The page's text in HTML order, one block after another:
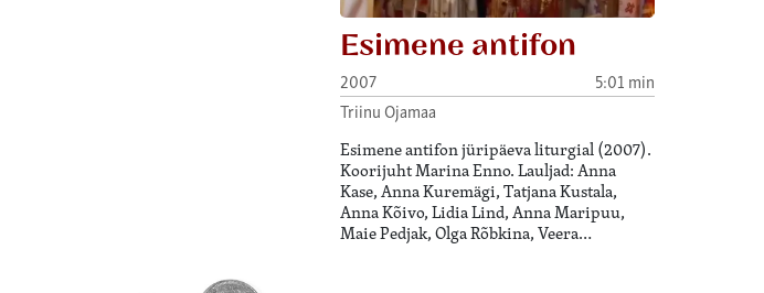
Esimene antifon
2007
5:01 min
Triinu Ojamaa
Esimene antifon jüripäeva liturgial (2007).
Koorijuht Marina Enno. Lauljad: Anna
Kase, Anna Kuremägi, Tatjana Kustala,
Anna Kõivo, Lidia Lind, Anna Maripuu,
Maie Pedjak, Olga Rõbkina, Veera…